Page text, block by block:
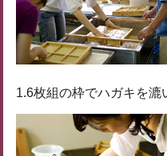
1.6枚組の枠でハガキを漉